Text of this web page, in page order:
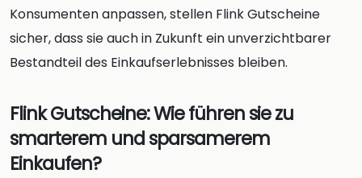
Konsumenten anpassen, stellen Flink Gutscheine
sicher, dass sie auch in Zukunft ein unverzichtbarer
Bestandteil des Einkaufserlebnisses bleiben.
Flink Gutscheine: Wie führen sie zu
smarterem und sparsamerem
Einkaufen?